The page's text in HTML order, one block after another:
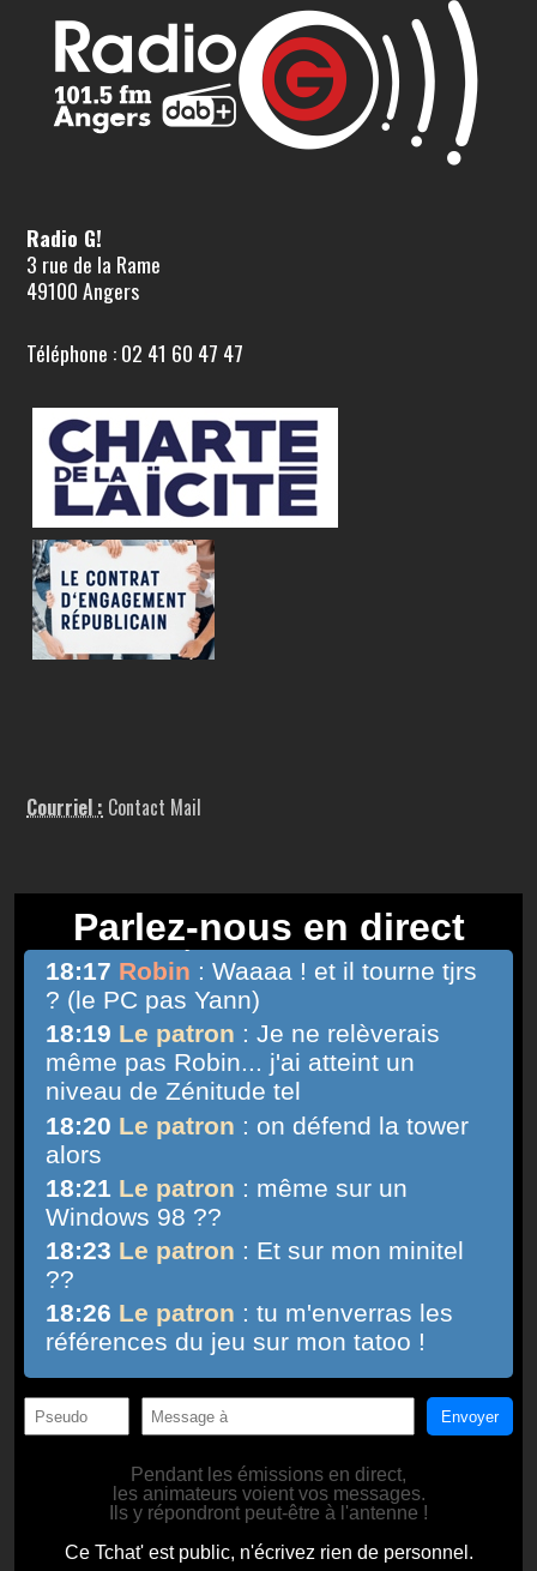
Radio G!
3 rue de la Rame
49100 Angers
Téléphone : 02 41 60 47 47
Courriel : Contact Mail